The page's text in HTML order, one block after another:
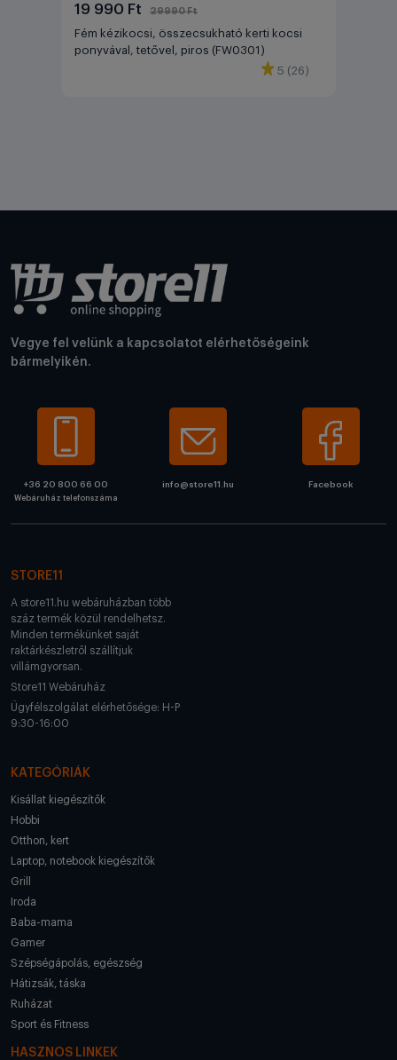
19 990 Ft 29990 Ft
Fém kézikocsi, összecsukható kerti kocsi
ponyvával, tetővel, piros (FW0301)
5 (26)
Vegye fel velünk a kapcsolatot elérhetőségeink
bármelyikén.
+36 20 800 66 00
Webáruház telefonszáma
info@store11.hu Facebook
STORE11
A store11.hu webáruházban több
száz termék közül rendelhetsz.
Minden termékünket saját
raktárkészletről szállítjuk
villámgyorsan.
Store11 Webáruház
Ügyfélszolgálat elérhetősége: H-P
9:30-16:00
KATEGÓRIÁK
Kisállat kiegészítők
Hobbi
Otthon, kert
Laptop, notebook kiegészítők
Grill
Iroda
Baba-mama
Gamer
Szépségápolás, egészség
Hátizsák, táska
Ruházat
Sport és Fitness
HASZNOS LINKEK